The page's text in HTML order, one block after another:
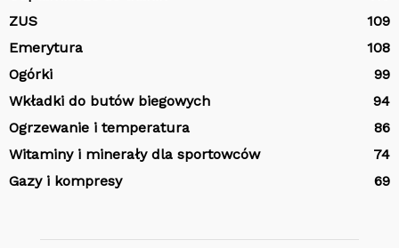
ZUS
109
Emerytura
108
Ogórki
99
Wkładki do butów biegowych
94
Ogrzewanie i temperatura
86
Witaminy i minerały dla sportowców
74
Gazy i kompresy
69